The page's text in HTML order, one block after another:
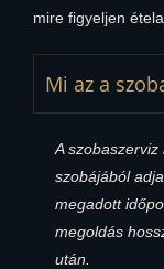
mire figyeljen
Mi az a
A
szobájából
megadott
megoldás
után.